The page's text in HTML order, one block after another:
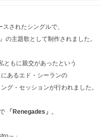
されたシングルで、
の主題歌として制作されました。
ともに親交があったという
あるエド・シーランの
グ・セッションが行われました。
「Renegades」 。